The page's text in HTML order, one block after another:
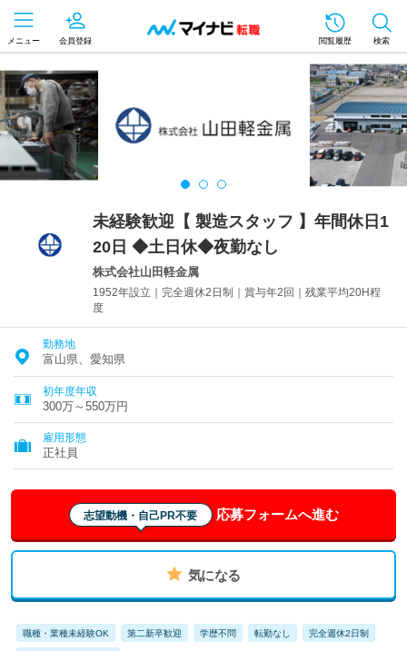
メニュー 会員登録 閲覧履歴 検索
未経験歓迎【 製造スタッフ 】年間休日1
20日 ◆土日休◆夜勤なし
株式会社山田軽金属
1952年設立｜完全週休2日制｜賞与年2回｜残業平均20H程
度
勤務地
富山県、愛知県
初年度年収
300万～550万円
雇用形態
正社員
志望動機・自己PR不要 応募フォームへ進む
気になる
職種・業種未経験OK 第二新卒歓迎 学歴不問 転勤なし 完全週休2日制